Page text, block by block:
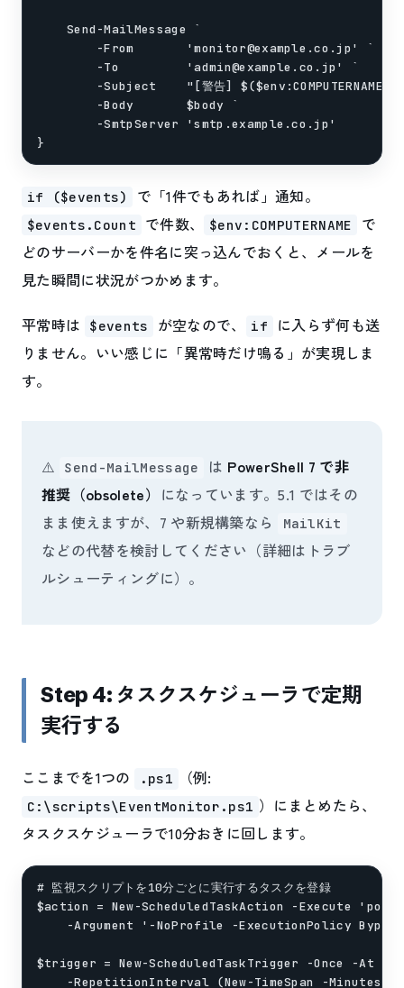
    Send-MailMessage `
        -From       'monitor@example.co.jp' `
        -To         'admin@example.co.jp' `
-Subject    "[警告] $($env:COMPUTERNAME)
        -Body       $body `
        -SmtpServer 'smtp.example.co.jp'
if ($events) で「1件でもあれば」通知。
$events.Count で件数、 $env:COMPUTERNAME
で
どのサーバーかを件名に突っ込んでおくと、メールを
見た瞬間に状況がつかめます。
平常時は $events が空なので、 if
に入らず何も送
りません。いい感じに「異常時だけ鳴る」が実現しま
す。
⚠️ Send-MailMessage は PowerShell 7 で非
推奨（obsolete） になっています。5.1 ではその
まま使えますが、7 や新規構築なら
MailKit
などの代替を検討してください（詳細はトラブ
ルシューティングに）。
Step 4: タスクスケジューラで定期
実行する
ここまでを1つの .ps1 （例:
C:\scripts\EventMonitor.ps1 ）にまとめたら、
タスクスケジューラで10分おきに回します。
# 監視スクリプトを10分ごとに実行するタスクを登録
$action = New-ScheduledTaskAction -Execute
-Argument '-NoProfile -ExecutionPolicy
$trigger = New-ScheduledTaskTrigger -Once -At
-RepetitionInterval (New-TimeSpan -Minutes